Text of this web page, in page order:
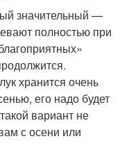
значительный —
полностью при
хранится очень
его надо будет
вариант не
с осени или